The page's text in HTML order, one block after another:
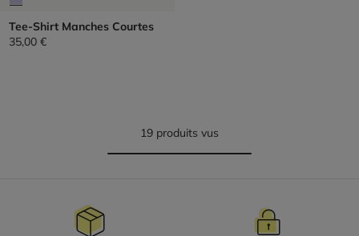
Tee-Shirt Manches Courtes
35,00 €
19 produits vus